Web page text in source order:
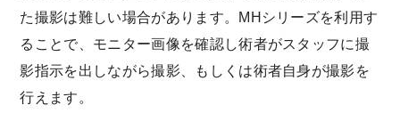
た撮影は難しい場合があります。MHシリーズを利用す
ることで、モニター画像を確認し術者がスタッフに撮
影指示を出しながら撮影、もしくは術者自身が撮影を
行えます。